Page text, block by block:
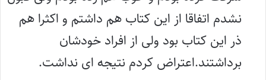
نشدم اتفاقا از این کتاب هم داشتم و اکثرا هم
ذر این کتاب بود ولی از افراد خودشان
برداشتند.اعتراض کردم نتیجه ای نداشت.